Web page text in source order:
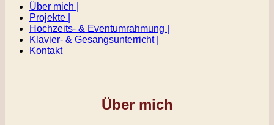
Über mich |
Projekte |
Hochzeits- & Eventumrahmung |
Klavier- & Gesangsunterricht |
Kontakt
Über mich